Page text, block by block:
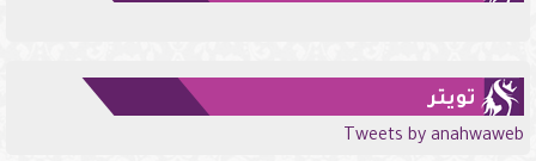
تويتر
Tweets by anahwaweb